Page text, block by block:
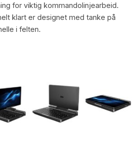
for viktig kommandolinjearbeid.
klart er designet med tanke på
i felten.